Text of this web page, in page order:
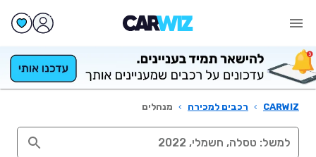
CARWIZ
› רכבים למכירה › מנהלים